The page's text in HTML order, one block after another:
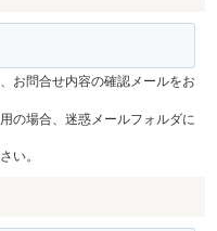
お問合せ内容の確認メールをお
の場合、迷惑メールフォルダに
い。